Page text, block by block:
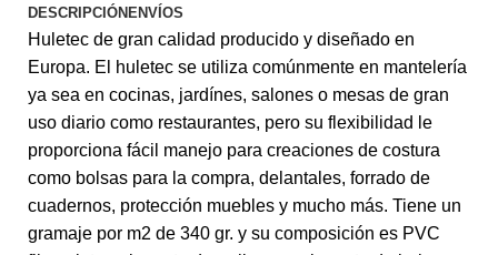
DESCRIPCIÓN ENVÍOS
Huletec de gran calidad producido y diseñado en
Europa. El huletec se utiliza comúnmente en mantelería
ya sea en cocinas, jardínes, salones o mesas de gran
uso diario como restaurantes, pero su flexibilidad le
proporciona fácil manejo para creaciones de costura
como bolsas para la compra, delantales, forrado de
cuadernos, protección muebles y mucho más. Tiene un
gramaje por m2 de 340 gr. y su composición es PVC